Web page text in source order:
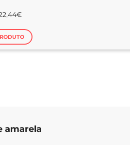
amarela